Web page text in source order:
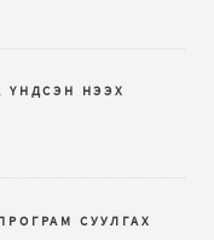
ҮНДСЭН НЭЭХ
СУУЛГАХ